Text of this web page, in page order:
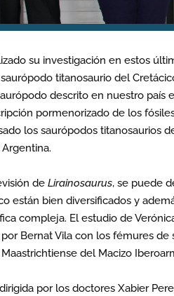
su investigación en estos
titanosaurio del
descrito en nuestro país
pormenorizado de los
los saurópodos titanosaurios
deLirainosaurus, se puede
están bien diversificados y
compleja. El estudio de
Bernat Vila con los fémures
del Macizo
por los doctores Xabier